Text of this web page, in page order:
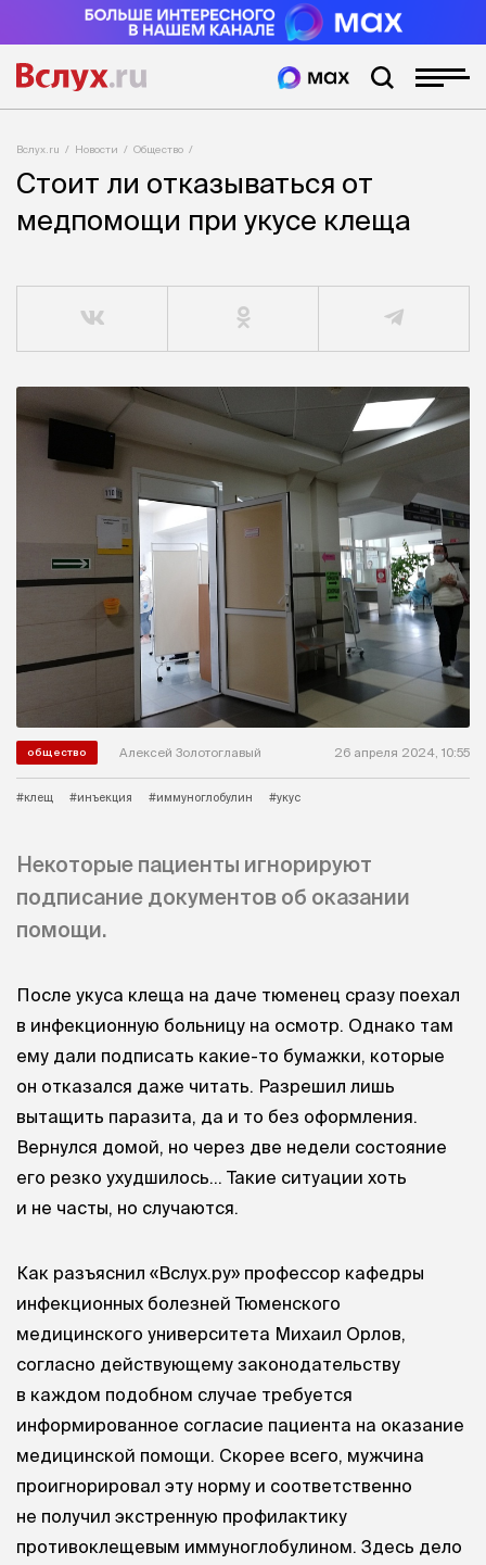
Вслух.ru Новости Общество
Стоит ли отказываться от
медпомощи при укусе клеща
общество Алексей Золотоглавый 26 апреля 2024, 10:55
#клещ #инъекция #иммуноглобулин #укус
Некоторые пациенты игнорируют
подписание документов об оказании
помощи.
После укуса клеща на даче тюменец сразу поехал
в инфекционную больницу на осмотр. Однако там
ему дали подписать какие-то бумажки, которые
он отказался даже читать. Разрешил лишь
вытащить паразита, да и то без оформления.
Вернулся домой, но через две недели состояние
его резко ухудшилось… Такие ситуации хоть
и не часты, но случаются.
Как разъяснил «Вслух.ру» профессор кафедры
инфекционных болезней Тюменского
медицинского университета Михаил Орлов,
согласно действующему законодательству
в каждом подобном случае требуется
информированное согласие пациента на оказание
медицинской помощи. Скорее всего, мужчина
проигнорировал эту норму и соответственно
не получил экстренную профилактику
противоклещевым иммуноглобулином. Здесь дело